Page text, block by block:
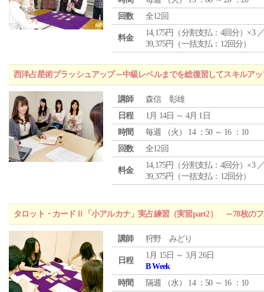
回数
全12回
料金
14,175円（分割支払：4回分）×3
39,375円（一括支払：12回分）
西洋占星術ブラッシュアップ～中級レベルまでを総復習してスキルア
講師
森信 彰雄
日程
1月 14日 ～ 4月 1日
時間
毎週 （火 ） 14 ：50 ～ 16 ：10
回数
全12回
料金
14,175円（分割支払：4回分）×3
39,375円（一括支払：12回分）
タロット・カードⅡ「小アルカナ」実占練習（実習part2） ～78枚の
講師 狩野 みどり
日程
1月 15日 ～ 3月 26日
B Week
時間
隔週 （水） 14 ：50 ～ 16 ：10